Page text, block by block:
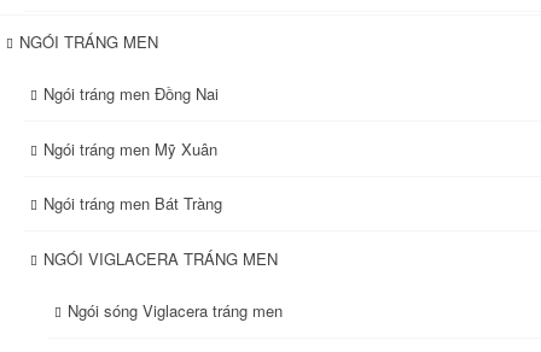
NGÓI TRÁNG MEN
Ngói tráng men Đồng Nai
Ngói tráng men Mỹ Xuân
Ngói tráng men Bát Tràng
NGÓI VIGLACERA TRÁNG MEN
Ngói sóng Viglacera tráng men